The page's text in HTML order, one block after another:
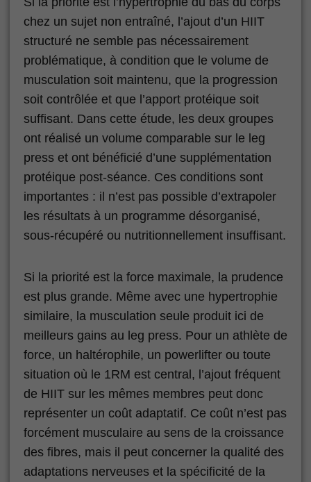
chez un sujet non entraîné, l’ajout d’un HIIT
structuré ne semble pas nécessairement
problématique, à condition que le volume de
musculation soit maintenu, que la progression
soit contrôlée et que l’apport protéique soit
suffisant. Dans cette étude, les deux groupes
ont réalisé un volume comparable sur le leg
press et ont bénéficié d’une supplémentation
protéique post-séance. Ces conditions sont
importantes : il n’est pas possible d’extrapoler
les résultats à un programme désorganisé,
sous-récupéré ou nutritionnellement insuffisant.
Si la priorité est la force maximale, la prudence
est plus grande. Même avec une hypertrophie
similaire, la musculation seule produit ici de
meilleurs gains au leg press. Pour un athlète de
force, un haltérophile, un powerlifter ou toute
situation où le 1RM est central, l’ajout fréquent
de HIIT sur les mêmes membres peut donc
représenter un coût adaptatif. Ce coût n’est pas
forcément musculaire au sens de la croissance
des fibres, mais il peut concerner la qualité des
adaptations nerveuses et la spécificité de la